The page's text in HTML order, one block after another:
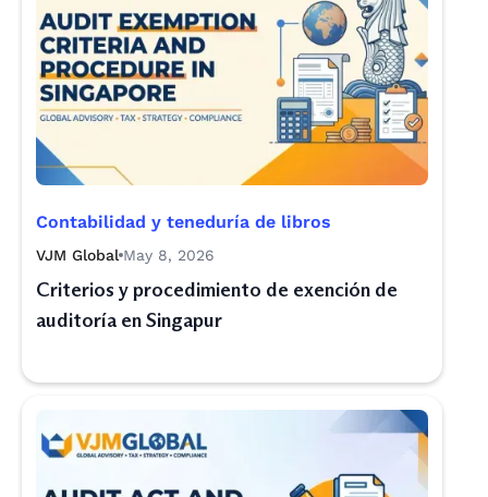
Contabilidad y teneduría de libros
VJM Global May 8, 2026
Criterios y procedimiento de exención de
auditoría en Singapur